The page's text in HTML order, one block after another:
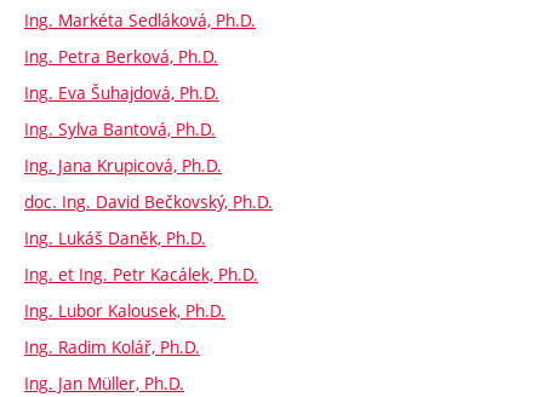
Ing. Markéta Sedláková, Ph.D.
Ing. Petra Berková, Ph.D.
Ing. Eva Šuhajdová, Ph.D.
Ing. Sylva Bantová, Ph.D.
Ing. Jana Krupicová, Ph.D.
doc. Ing. David Bečkovský, Ph.D.
Ing. Lukáš Daněk, Ph.D.
Ing. et Ing. Petr Kacálek, Ph.D.
Ing. Lubor Kalousek, Ph.D.
Ing. Radim Kolář, Ph.D.
Ing. Jan Müller, Ph.D.